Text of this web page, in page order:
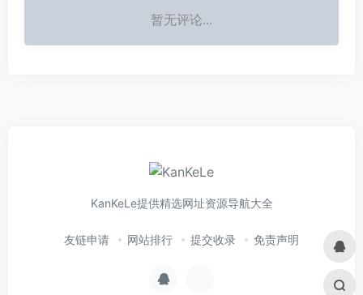
暂无评论...
KanKeLe提供精选网址资源导航大全
友链申请 网站排行 提交收录 免责声明